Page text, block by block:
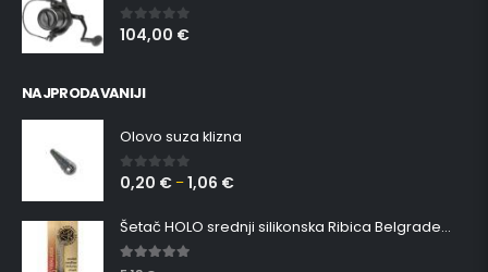
0out of 5
104,00 €
NAJPRODAVANIJI
Olovo suza klizna
0 out of 5
0,20 € –1,06 €
Šetač HOLO srednji silikonska Ribica Belgrade Walker
5.00out of 5